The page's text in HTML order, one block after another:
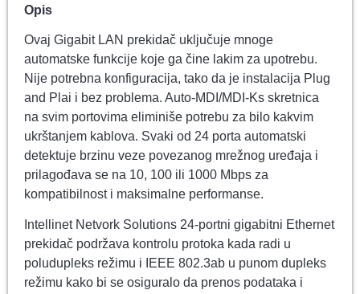
Opis
Ovaj Gigabit LAN prekidač uključuje mnoge
automatske funkcije koje ga čine lakim za upotrebu.
Nije potrebna konfiguracija, tako da je instalacija Plug
and Plai i bez problema. Auto-MDI/MDI-Ks skretnica
na svim portovima eliminiše potrebu za bilo kakvim
ukrštanjem kablova. Svaki od 24 porta automatski
detektuje brzinu veze povezanog mrežnog uređaja i
prilagođava se na 10, 100 ili 1000 Mbps za
kompatibilnost i maksimalne performanse.
Intellinet Netvork Solutions 24-portni gigabitni Ethernet
prekidač podržava kontrolu protoka kada radi u
poludupleks režimu i IEEE 802.3ab u punom dupleks
režimu kako bi se osiguralo da prenos podataka i